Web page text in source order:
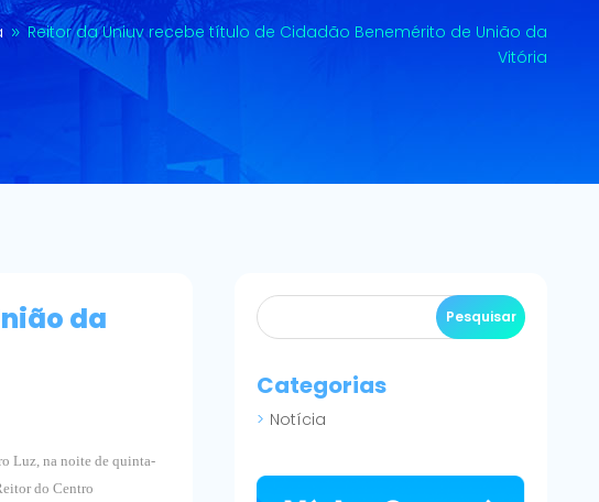
9 Reitor da Uniuv recebe título de Cidadão Benemérito de União da
Vitória
da
Luz, na noite de quinta-
do Centro
Categorias
Notícia